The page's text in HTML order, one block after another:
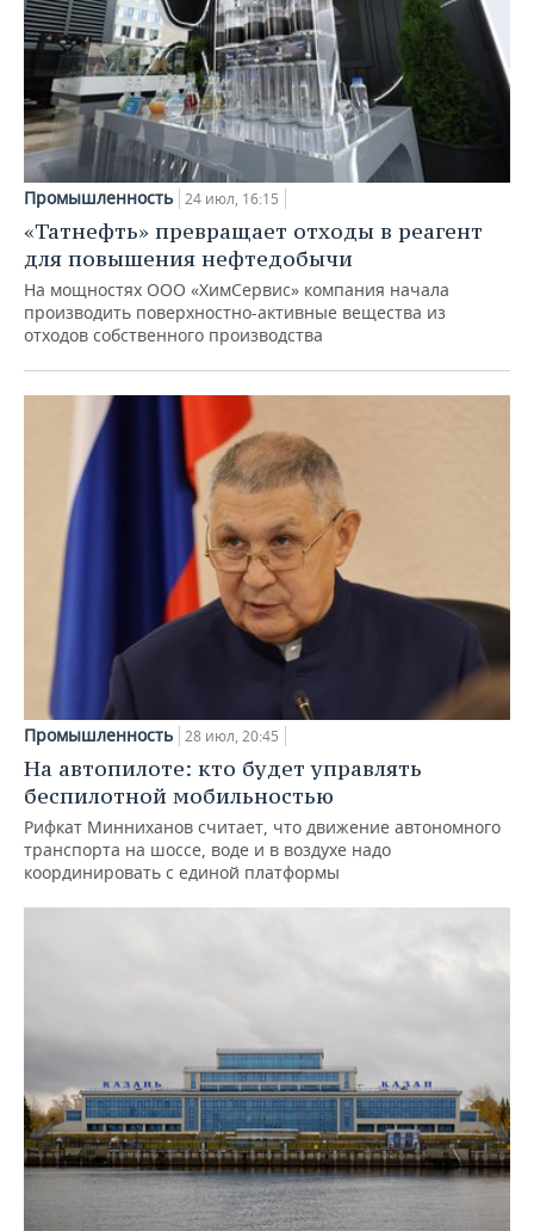
Промышленность 24 июл, 16:15
«Татнефть» превращает отходы в реагент
для повышения нефтедобычи
На мощностях ООО «ХимСервис» компания начала
производить поверхностно-активные вещества из
отходов собственного производства
Промышленность 28 июл, 20:45
На автопилоте: кто будет управлять
беспилотной мобильностью
Рифкат Минниханов считает, что движение автономного
транспорта на шоссе, воде и в воздухе надо
координировать с единой платформы